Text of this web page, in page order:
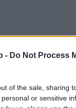
- Do Not Process
of the sale, sharing
or sensitive